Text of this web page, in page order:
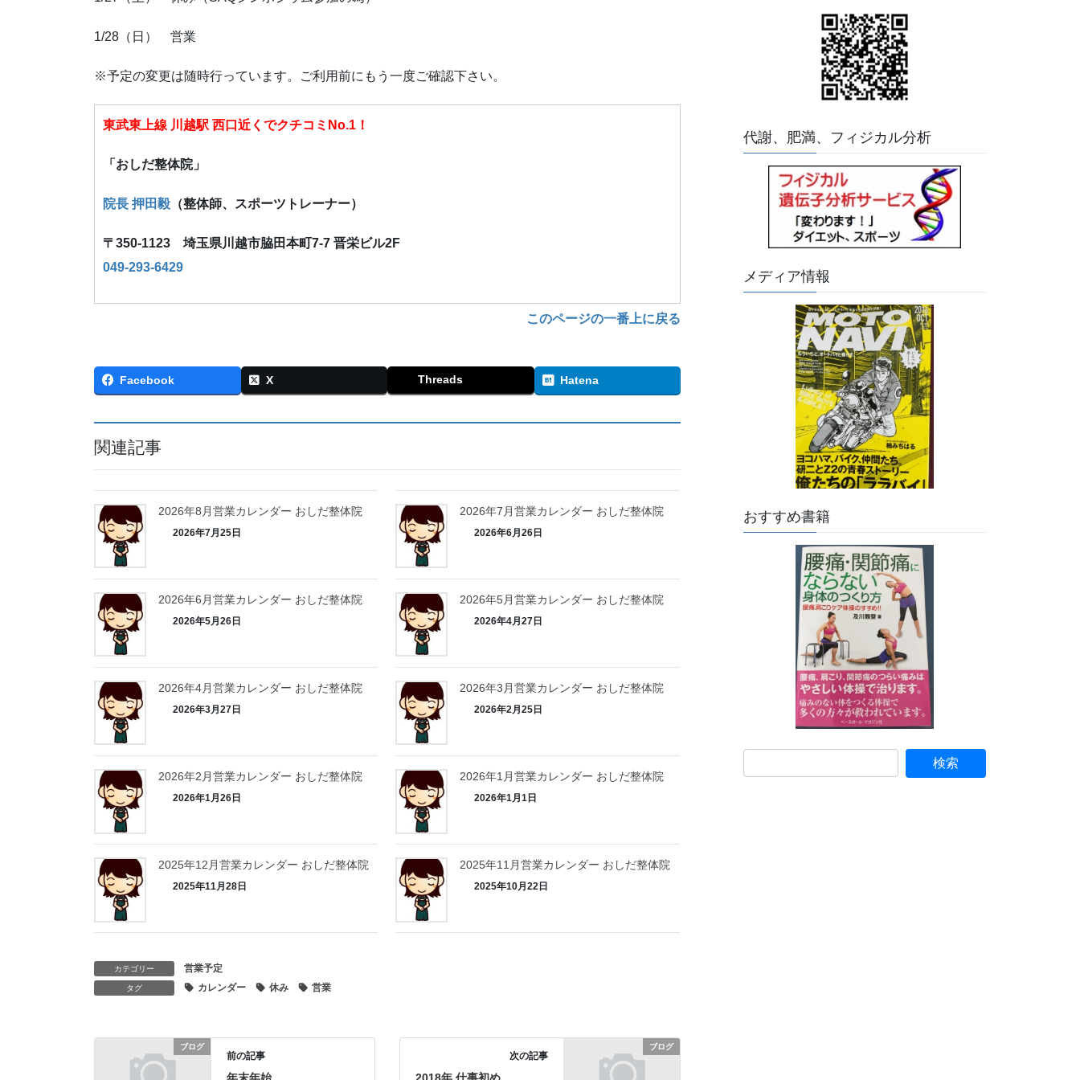
1/28（日） 営業
※予定の変更は随時行っています。ご利用前にもう一度ご確認下さい。
東武東上線 川越駅 西口近くでクチコミNo.1！
「おしだ整体院」
院長 押田毅 （整体師、スポーツトレーナー）
〒350-1123 埼玉県川越市脇田本町7-7 晋栄ビル2F
049-293-6429
このページの一番上に戻る
Facebook X Threads Hatena
関連記事
2026年8月営業カレンダー おしだ整体院
2026年7月25日
2026年7月営業カレンダー おしだ整体院
2026年6月26日
2026年6月営業カレンダー おしだ整体院
2026年5月26日
2026年5月営業カレンダー おしだ整体院
2026年4月27日
2026年4月営業カレンダー おしだ整体院
2026年3月27日
2026年3月営業カレンダー おしだ整体院
2026年2月25日
2026年2月営業カレンダー おしだ整体院
2026年1月26日
2026年1月営業カレンダー おしだ整体院
2026年1月1日
2025年12月営業カレンダー おしだ整体院
2025年11月28日
2025年11月営業カレンダー おしだ整体院
2025年10月22日
カテゴリー 営業予定
タグ カレンダー 休み 営業
ブログ
前の記事
ブログ
次の記事
代謝、肥満、フィジカル分析
メディア情報
おすすめ書籍